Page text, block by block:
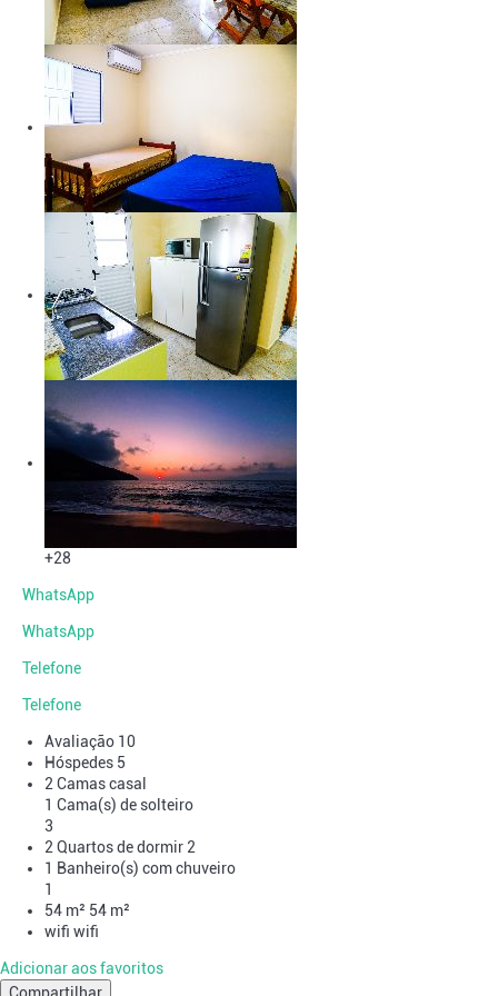
+28
WhatsApp
WhatsApp
Telefone
Telefone
Avaliação 10
Hóspedes 5
2 Camas casal
1 Cama(s) de solteiro
3
2 Quartos de dormir 2
1 Banheiro(s) com chuveiro
1
54 m² 54 m²
wifi wifi
Adicionar aos favoritos
Compartilhar